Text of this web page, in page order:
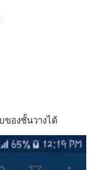
ของชั้นวางได้